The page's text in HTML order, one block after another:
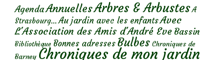
AgendaAnnuellesArbres & Arbustes A
Strasbourg... Au jardin avec les enfantsAvec
L'Association des Amis d'André Eve Bassin
Bibliothèque Bonnes adresses Bulbes Chroniques de
Barney Chroniques de mon jardin